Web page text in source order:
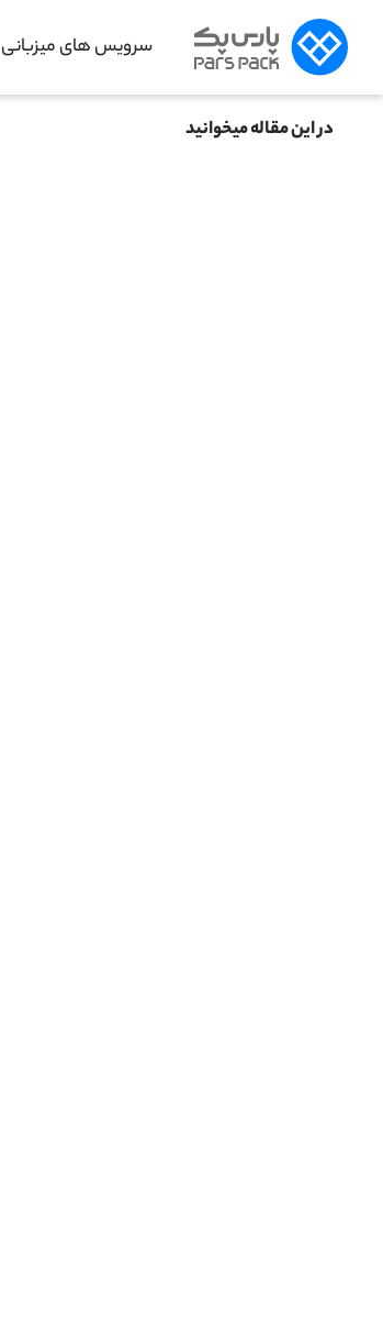
سرویس های میزبانی
در این مقاله میخوانید